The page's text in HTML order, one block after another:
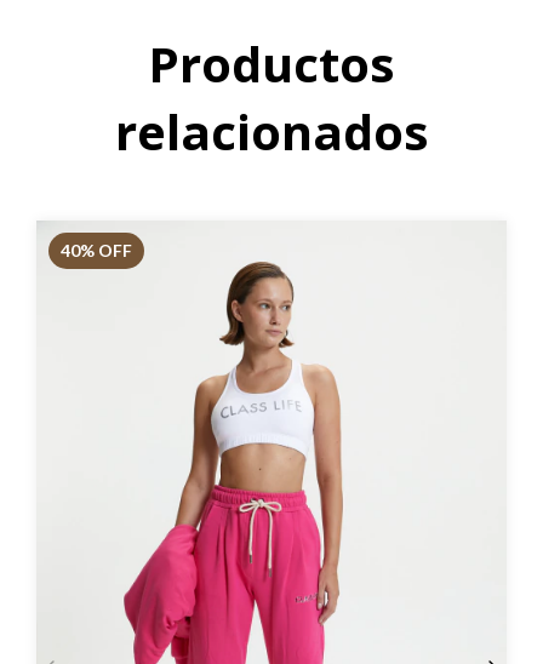
Productos
relacionados
40% OFF